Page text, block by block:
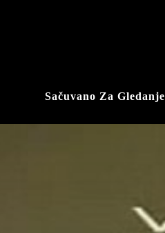
Sačuvano Za Gledanje